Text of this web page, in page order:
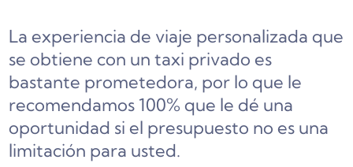
La experiencia de viaje personalizada que
se obtiene con un taxi privado es
bastante prometedora, por lo que le
recomendamos 100% que le dé una
oportunidad si el presupuesto no es una
limitación para usted.